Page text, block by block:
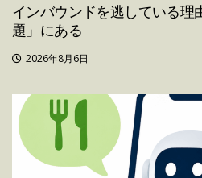
インバウンドを逃している理
題」にある
2026年8月6日